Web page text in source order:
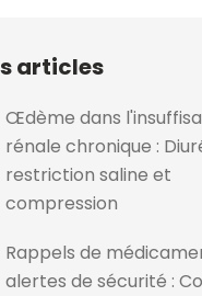
articles
Œdème dans
rénale chronique :
restriction saline et
compression
Rappels de
alertes de sécurité :